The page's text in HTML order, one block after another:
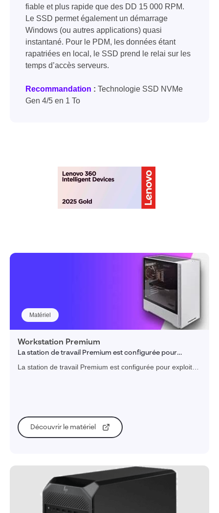
fiable et plus rapide que des DD 15 000 RPM.
Le SSD permet également un démarrage
Windows (ou autres applications) quasi
instantané. Pour le PDM, les données étant
rapatriées en local, le SSD prend le relai sur les
temps d’accès serveurs.
Recommandation : Technologie SSD NVMe
Gen 4/5 en 1 To
Matériel
Workstation Premium
La station de travail Premium est configurée pour
exploiter pleinement les fonctionnalités de
La station de travail Premium est configurée pour exploiter
Découvrir le matériel